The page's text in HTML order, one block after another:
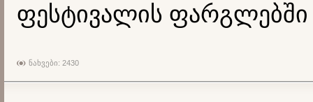
ფესტივალის ფარგლებში
ნახვები: 2430